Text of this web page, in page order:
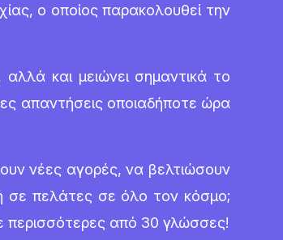
ο οποίος παρακολουθεί την
και μειώνει σημαντικά το
απαντήσεις οποιαδήποτε ώρα
νέες αγορές, να βελτιώσουν
σε πελάτες σε όλο τον κόσμο;
περισσότερες από 30 γλώσσες!